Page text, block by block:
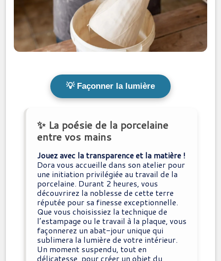
💡 Façonner la lumière
✨ La poésie de la porcelaine
entre vos mains
Jouez avec la transparence et la matière !
Dora vous accueille dans son atelier pour
une initiation privilégiée au travail de la
porcelaine. Durant 2 heures, vous
découvrirez la noblesse de cette terre
réputée pour sa finesse exceptionnelle.
Que vous choisissiez la technique de
l’estampage ou le travail à la plaque, vous
façonnerez un abat-jour unique qui
sublimera la lumière de votre intérieur.
Un moment suspendu, tout en
délicatesse, pour créer un objet du